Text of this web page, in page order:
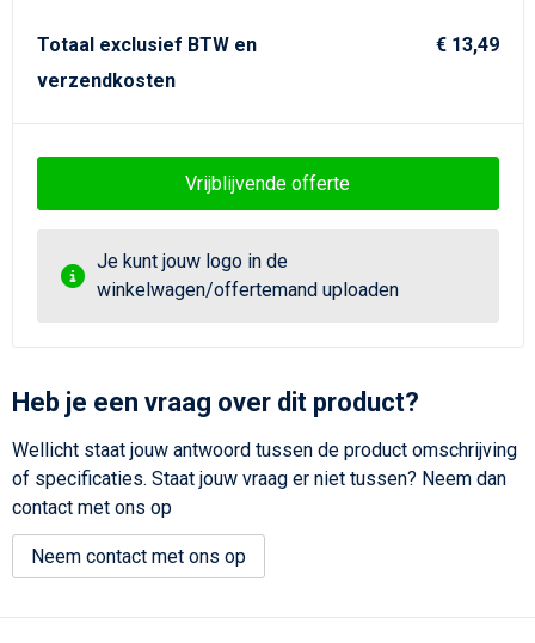
Totaal exclusief BTW en
verzendkosten
€ 13,49
Vrijblijvende offerte
Je kunt jouw logo in de
winkelwagen/offertemand uploaden
Heb je een vraag over dit product?
Wellicht staat jouw antwoord tussen de product omschrijving
of specificaties. Staat jouw vraag er niet tussen? Neem dan
contact met ons op
Neem contact met ons op